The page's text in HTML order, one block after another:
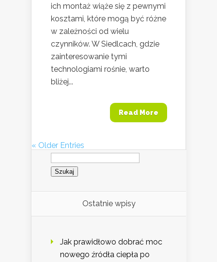
ich montaż wiąże się z pewnymi
kosztami, które mogą być różne
w zależności od wielu
czynników. W Siedlcach, gdzie
zainteresowanie tymi
technologiami rośnie, warto
bliżej...
Read More
« Older Entries
Szukaj:
Ostatnie wpisy
Jak prawidłowo dobrać moc
nowego źródła ciepła po